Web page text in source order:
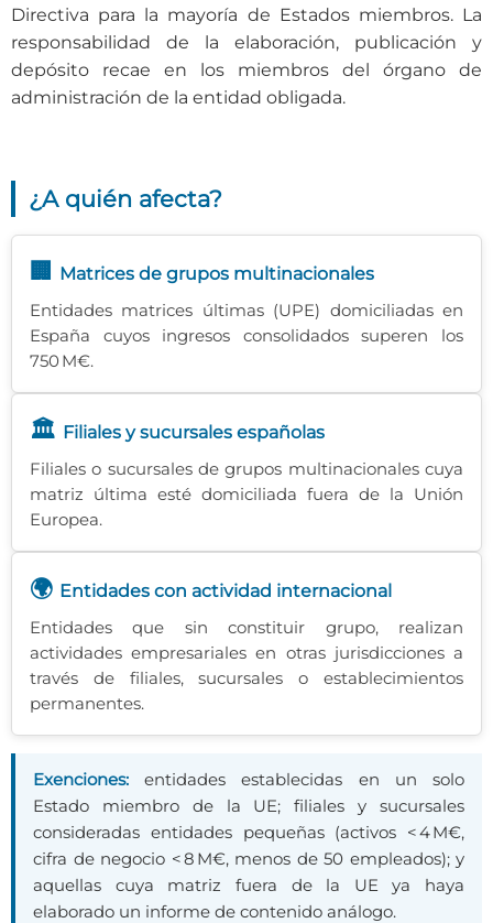
Directiva para la mayoría de Estados miembros. La
responsabilidad de la elaboración, publicación y
depósito recae en los miembros del órgano de
administración de la entidad obligada.
¿A quién afecta?
🏢 Matrices de grupos multinacionales
Entidades matrices últimas (UPE) domiciliadas en
España cuyos ingresos consolidados superen los
750 M€.
🏛️ Filiales y sucursales españolas
Filiales o sucursales de grupos multinacionales cuya
matriz última esté domiciliada fuera de la Unión
Europea.
🌍 Entidades con actividad internacional
Entidades que sin constituir grupo, realizan
actividades empresariales en otras jurisdicciones a
través de filiales, sucursales o establecimientos
permanentes.
Exenciones: entidades establecidas en un solo
Estado miembro de la UE; filiales y sucursales
consideradas entidades pequeñas (activos < 4 M€,
cifra de negocio < 8 M€, menos de 50 empleados); y
aquellas cuya matriz fuera de la UE ya haya
elaborado un informe de contenido análogo.